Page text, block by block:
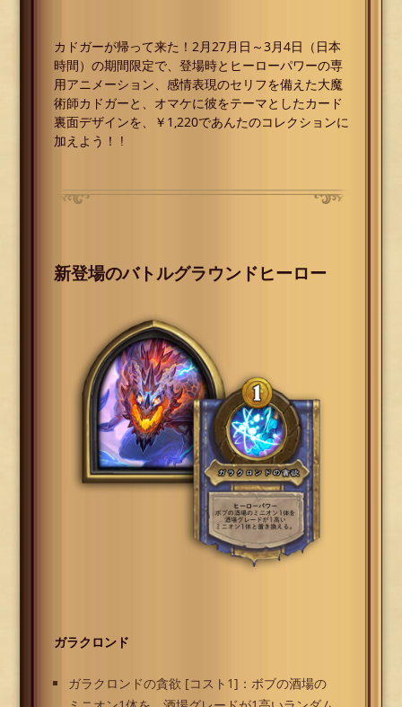
カドガーが帰って来た！2月27月日～3月4日（日本
時間）の期間限定で、登場時とヒーローパワーの専
用アニメーション、感情表現のセリフを備えた大魔
術師カドガーと、オマケに彼をテーマとしたカード
裏面デザインを、￥1,220であんたのコレクションに
加えよう！ !
新登場のバトルグラウンドヒーロー
ガラクロンド
ガラクロンドの貪欲 [コスト1]：ボブの酒場の